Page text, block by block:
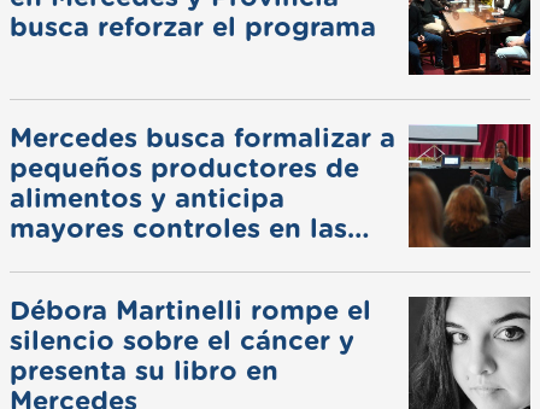
busca reforzar el programa
Mercedes busca formalizar a
pequeños productores de
alimentos y anticipa
mayores controles en las
Débora Martinelli rompe el
silencio sobre el cáncer y
presenta su libro en
Mercedes